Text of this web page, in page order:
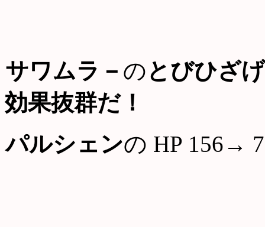
サワムラ－ のとびひざ
効果抜群だ！
パルシェンの HP 156→